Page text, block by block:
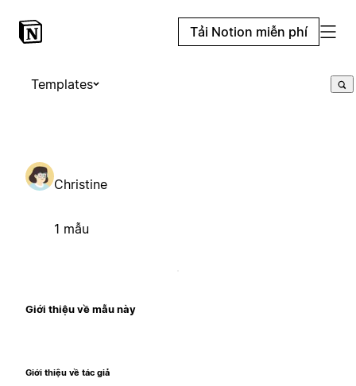
Tải Notion miễn phí
Templates
Christine
1 mẫu
Giới thiệu về mẫu này
Giới thiệu về tác giả